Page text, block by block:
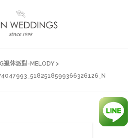
退休派對-MELODY>